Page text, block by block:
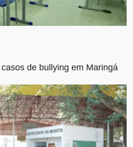
de bullying em Maringá